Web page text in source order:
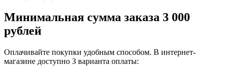
Минимальная сумма заказа 3 000
рублей
Оплачивайте покупки удобным способом. В интернет-
магазине доступно 3 варианта оплаты: